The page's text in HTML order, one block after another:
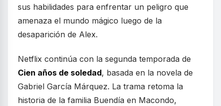
sus habilidades para enfrentar un peligro que
amenaza el mundo mágico luego de la
desaparición de Alex.
Netflix continúa con la segunda temporada de
Cien años de soledad, basada en la novela de
Gabriel García Márquez. La trama retoma la
historia de la familia Buendía en Macondo,